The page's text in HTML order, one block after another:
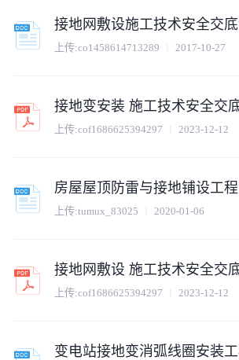
接地网敷设施工技术安全交
上传:co1458614713289 2017-10-27
接地变安装 施工技术安全交
上传:cof1686625394297 2023-12-12
上传:tumux_83025 2020-01-06
接地网敷设 施工技术安全交
上传:cof1686625394297 2023-12-12